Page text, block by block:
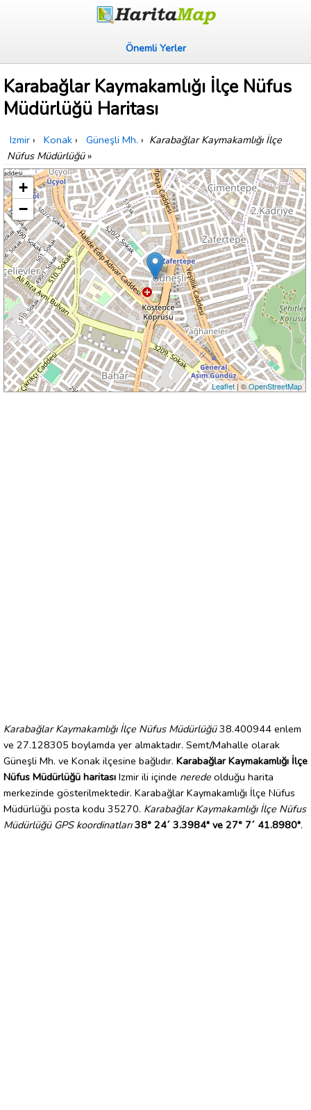
Önemli Yerler
Karabağlar Kaymakamlığı İlçe Nüfus
Müdürlüğü Haritası
Izmir › Konak › Güneşli Mh. › Karabağlar Kaymakamlığı İlçe
Nüfus Müdürlüğü»
+
−
Leaflet| ©OpenStreetMap
Karabağlar Kaymakamlığı İlçe Nüfus Müdürlüğü38.400944 enlem
ve 27.128305 boylamda yer almaktadır. Semt/Mahalle olarak
Güneşli Mh. ve Konak ilçesine bağlıdır. Karabağlar Kaymakamlığı İlçe
Nüfus Müdürlüğü haritası Izmir ili içinde nerede olduğu harita
merkezinde gösterilmektedir. Karabağlar Kaymakamlığı İlçe Nüfus
Müdürlüğü posta kodu 35270. Karabağlar Kaymakamlığı İlçe Nüfus
Müdürlüğü GPS koordinatları 38° 24´ 3.3984" ve 27° 7´ 41.8980".